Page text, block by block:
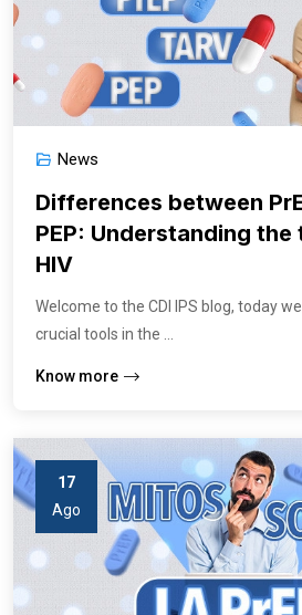
News
Differences between
PEP: Understanding
HIV
Welcome to the CDI IPS blog, today
crucial tools in the ...
Know more
17
Ago